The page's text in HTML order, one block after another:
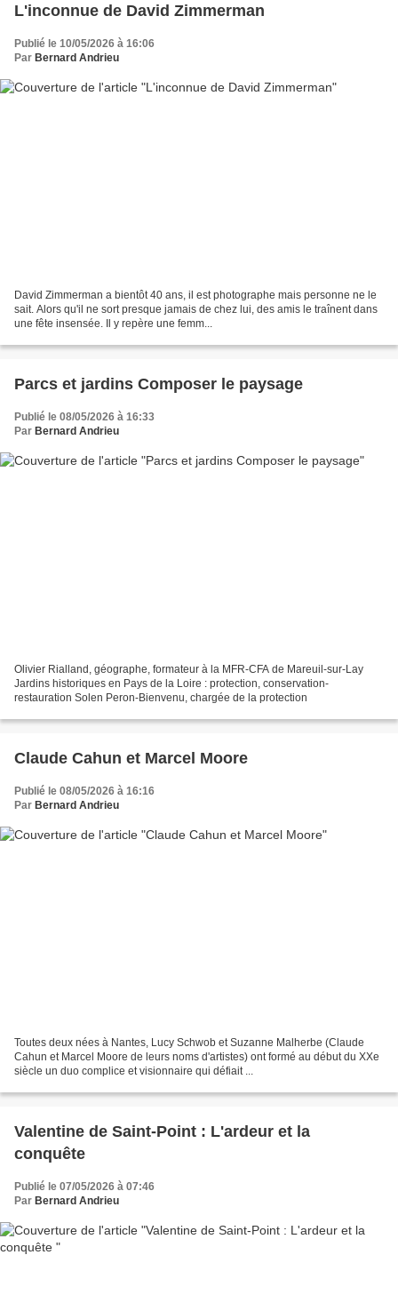
L'inconnue de David Zimmerman
Publié le 10/05/2026 à 16:06
Par Bernard Andrieu
David Zimmerman a bientôt 40 ans, il est photographe mais personne ne le
sait. Alors qu'il ne sort presque jamais de chez lui, des amis le traînent dans
une fête insensée. Il y repère une femm...
Parcs et jardins Composer le paysage
Publié le 08/05/2026 à 16:33
Par Bernard Andrieu
Olivier Rialland, géographe, formateur à la MFR-CFA de Mareuil-sur-Lay
Jardins historiques en Pays de la Loire : protection, conservation-
restauration Solen Peron-Bienvenu, chargée de la protection
Claude Cahun et Marcel Moore
Publié le 08/05/2026 à 16:16
Par Bernard Andrieu
Toutes deux nées à Nantes, Lucy Schwob et Suzanne Malherbe (Claude
Cahun et Marcel Moore de leurs noms d'artistes) ont formé au début du XXe
siècle un duo complice et visionnaire qui défiait ...
Valentine de Saint-Point : L'ardeur et la
conquête
Publié le 07/05/2026 à 07:46
Par Bernard Andrieu